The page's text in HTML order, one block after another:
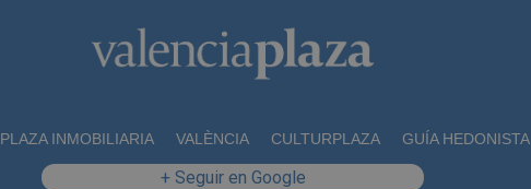
PLAZA INMOBILIARIA VALÈNCIA CULTURPLAZA GUÍA HEDONISTA
+ Seguir en Google